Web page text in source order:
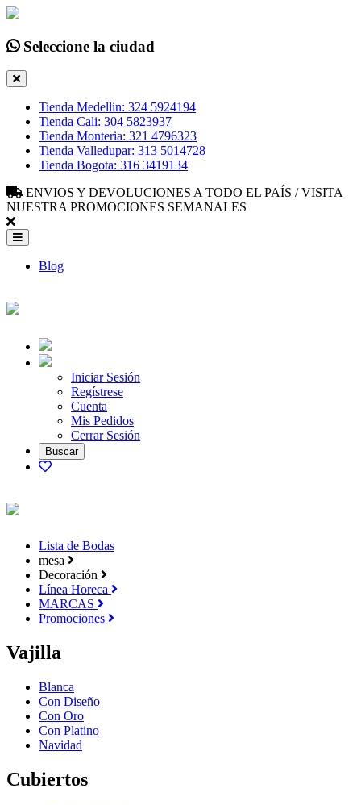
Seleccione la ciudad
Tienda Medellin: 324 5924194
Tienda Cali: 304 5823937
Tienda Monteria: 321 4796323
Tienda Valledupar: 313 5014728
Tienda Bogota: 316 3419134
ENVIOS Y DEVOLUCIONES A TODO EL PAÍS / VISITA
NUESTRA PROMOCIONES SEMANALES
Blog
Iniciar Sesión
Regístrese
Cuenta
Mis Pedidos
Cerrar Sesión
Lista de Bodas
mesa
Decoración
Línea Horeca
MARCAS
Promociones
Vajilla
Blanca
Con Diseño
Con Oro
Con Platino
Navidad
Cubiertos